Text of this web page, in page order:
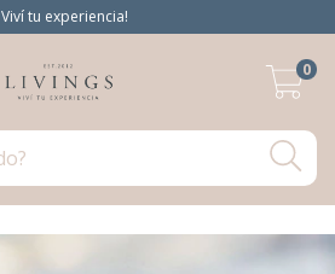
Viví tu experiencia!
0